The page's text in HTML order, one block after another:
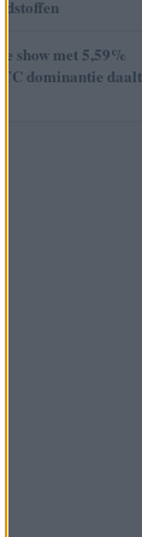
show met 5,59%
dominantie daalt